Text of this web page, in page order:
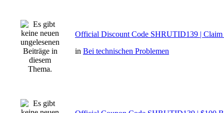
Official Discount Code SHRUTID139 |
in Bei technischen Problemen